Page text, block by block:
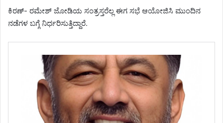
ಕಿರಣ್- ರಮೇಶ್ ಜೋಡಿಯ ಸಂತ್ರಸ್ತರೆಲ್ಲ ಈಗ ಸಭೆ ಆಯೋಜಿಸಿ ಮುಂದಿನ
ನಡೆಗಳ ಬಗ್ಗೆ ನಿರ್ಧರಿಸುತ್ತಿದ್ದಾರೆ.